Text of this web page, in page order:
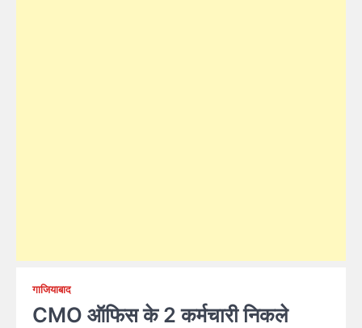
गाजियाबाद
CMO ऑफिस के 2 कर्मचारी निकले